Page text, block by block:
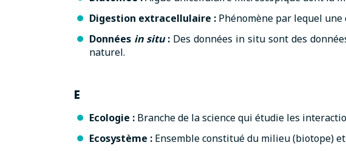
Digestion extracellulaire : Phénomène par lequel
Données in situ: Des données in situ sont des
naturel.
E
Ecologie : Branche de la science qui étudie les
Ecosystème : Ensemble constitué du milieu (biotope)